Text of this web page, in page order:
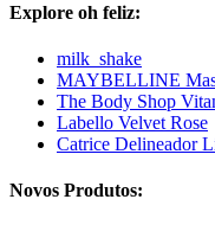
Explore oh feliz:
milk_shake
MAYBELLINE
The Body Shop
Labello Velvet Rose
Catrice Delineador
Novos Produtos: